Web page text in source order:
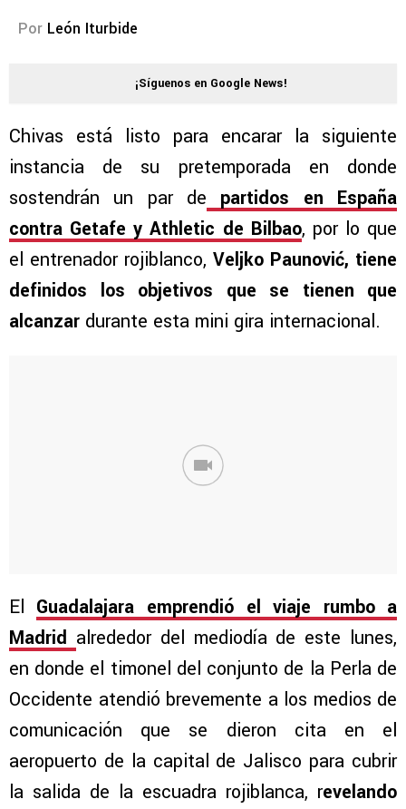
Por León Iturbide
¡Síguenos en Google News!
Chivas está listo para encarar la siguiente
instancia de su pretemporada en donde
sostendrán un par de partidos en España
contra Getafe y Athletic de Bilbao, por lo que
el entrenador rojiblanco, Veljko Paunović, tiene
definidos los objetivos que se tienen que
alcanzar durante esta mini gira internacional.
El Guadalajara emprendió el viaje rumbo a
Madrid alrededor del mediodía de este lunes,
en donde el timonel del conjunto de la Perla de
Occidente atendió brevemente a los medios de
comunicación que se dieron cita en el
aeropuerto de la capital de Jalisco para cubrir
la salida de la escuadra rojiblanca, revelando